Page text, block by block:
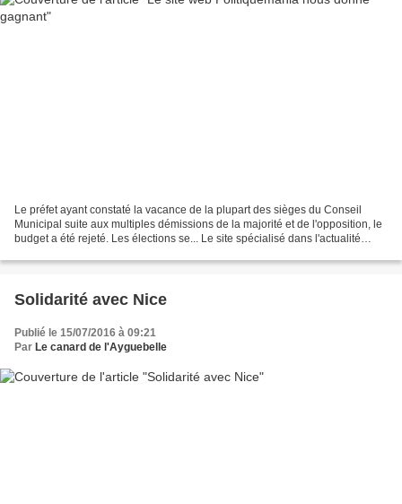
Le préfet ayant constaté la vacance de la plupart des sièges du Conseil
Municipal suite aux multiples démissions de la majorité et de l'opposition, le
budget a été rejeté. Les élections se... Le site spécialisé dans l'actualité
Solidarité avec Nice
Publié le 15/07/2016 à 09:21
Par Le canard de l'Ayguebelle